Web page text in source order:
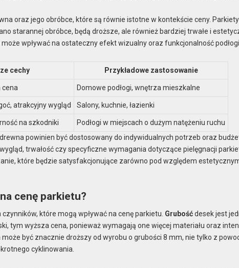
oraz jego obróbce, które są równie istotne w kontekście ceny.
starannej obróbce, będą droższe, ale również bardziej trwałe i
wpływać na ostateczny efekt wizualny oraz funkcjonalność podłogi.
cechy Przykładowe zastosowanie
cena Domowe podłogi, wnętrza mieszkalne
atrakcyjny wygląd Salony, kuchnie, łazienki
na szkodniki
Podłogi w miejscach o dużym natężeniu ruchu
powinien być dostosowany do indywidualnych potrzeb oraz
trwałość czy specyficzne wymagania dotyczące pielęgnacji
które będzie satysfakcjonujące zarówno pod względem
cenę parkietu?
które mogą wpływać na cenę parkietu. Grubośćdesek jest
tym wyższa cena, ponieważ wymagają one więcej materiału oraz
być znacznie droższy od wyrobu o grubości 8 mm, nie tylko z
cyklinowania.